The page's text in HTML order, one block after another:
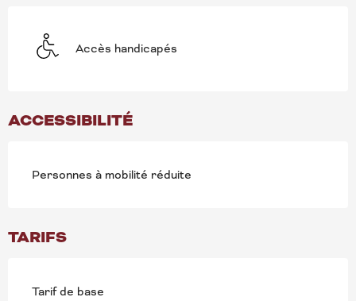
Accès handicapés
ACCESSIBILITÉ
Personnes à mobilité réduite
TARIFS
Tarif de base